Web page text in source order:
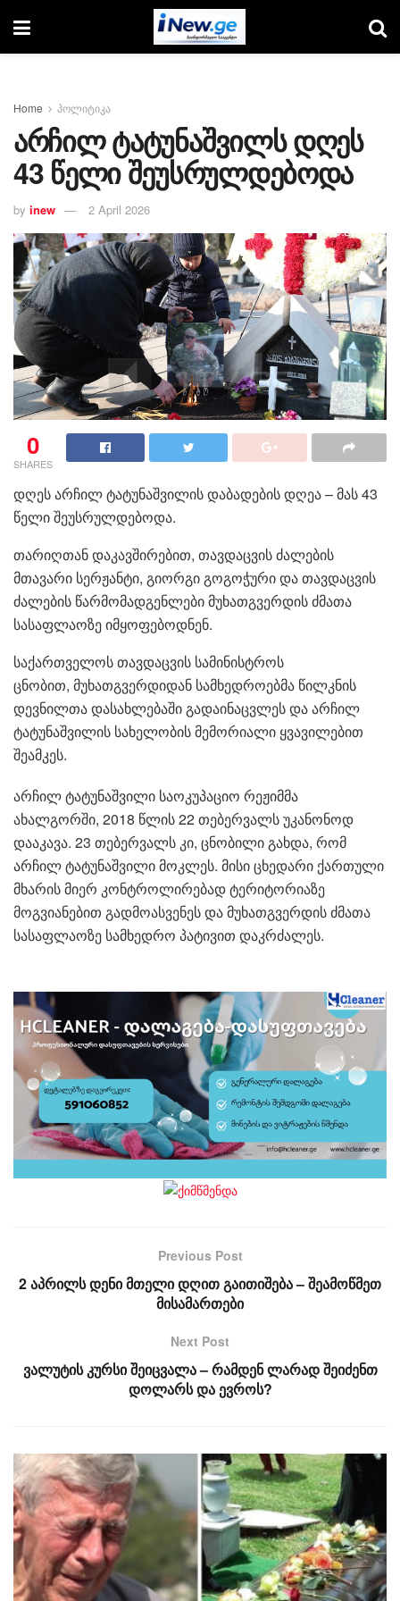
Home პოლიტიკა
არჩილ ტატუნაშვილს დღეს
43 წელი შეუსრულდებოდა
by inew 2 April 2026
0
SHARES
დღეს არჩილ ტატუნაშვილის დაბადების დღეა – მას 43
წელი შეუსრულდებოდა.
თარიღთან დაკავშირებით, თავდაცვის ძალების
მთავარი სერჟანტი, გიორგი გოგოჭური და თავდაცვის
ძალების წარმომადგენლები მუხათგვერდის ძმათა
სასაფლაოზე იმყოფებოდნენ.
საქართველოს თავდაცვის სამინისტროს
ცნობით, მუხათგვერდიდან სამხედროებმა წილკნის
დევნილთა დასახლებაში გადაინაცვლეს და არჩილ
ტატუნაშვილის სახელობის მემორიალი ყვავილებით
შეამკეს.
არჩილ ტატუნაშვილი საოკუპაციო რეჟიმმა
ახალგორში, 2018 წლის 22 თებერვალს უკანონოდ
დააკავა. 23 თებერვალს კი, ცნობილი გახდა, რომ
არჩილ ტატუნაშვილი მოკლეს. მისი ცხედარი ქართული
მხარის მიერ კონტროლირებად ტერიტორიაზე
მოგვიანებით გადმოასვენეს და მუხათგვერდის ძმათა
სასაფლაოზე სამხედრო პატივით დაკრძალეს.
Previous Post
2 აპრილს დენი მთელი დღით გაითიშება – შეამოწმეთ
მისამართები
Next Post
ვალუტის კურსი შეიცვალა – რამდენ ლარად შეიძენთ
დოლარს და ევროს?